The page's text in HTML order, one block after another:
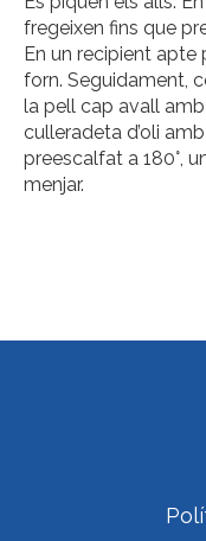
fregeixen fins que
En un recipient
forn. Seguidament,
la pell cap avall
culleradeta d’oli
preescalfat a 180°,
menjar.